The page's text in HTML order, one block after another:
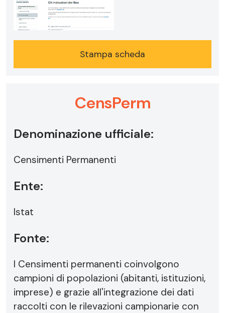
Stampa scheda
CensPerm
Denominazione ufficiale:
Censimenti Permanenti
Ente:
Istat
Fonte:
I Censimenti permanenti coinvolgono
campioni di popolazioni (abitanti, istituzioni,
imprese) e grazie all'integrazione dei dati
raccolti con le rilevazioni campionarie con